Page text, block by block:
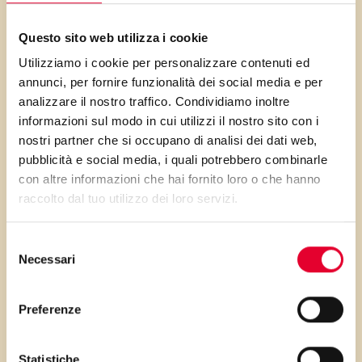
Questo sito web utilizza i cookie
Utilizziamo i cookie per personalizzare contenuti ed
annunci, per fornire funzionalità dei social media e per
analizzare il nostro traffico. Condividiamo inoltre
informazioni sul modo in cui utilizzi il nostro sito con i
nostri partner che si occupano di analisi dei dati web,
pubblicità e social media, i quali potrebbero combinarle
con altre informazioni che hai fornito loro o che hanno
raccolto dal tuo utilizzo dei loro servizi.
delNecessari
Preferenze
Statistiche
acquista una marcia in più: friabile,
sottile, uniforme, pensata per ottenere
il massimo risultato in cottura, senza
bisogno di accorgimenti particolari. Un
prodotto versatile, pronto all’uso, che
porta in tavola tutta la qualità e
l’affidabilità Vallé, con un’impronta
Se Vallé Sfoglia è l’elemento tecnico
della preparazione, Vallé Omega3 è il
Se volete delle sfogliatine più
grandi, sovrapporre le strisce di
due sfoglie.
Varianti:
Potete gustare queste
PRIMA GLI